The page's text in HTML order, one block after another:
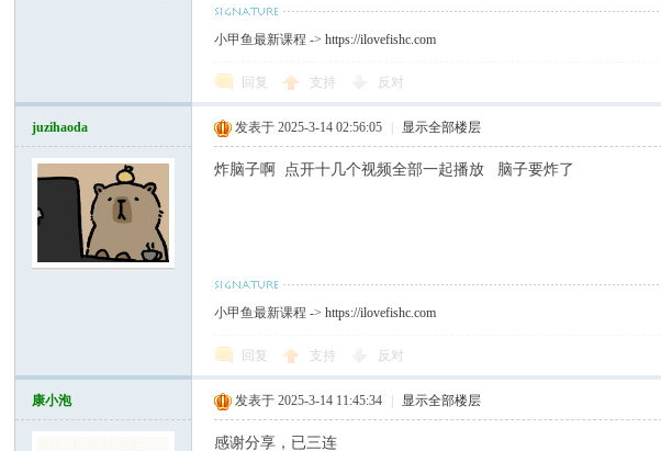
小甲鱼最新课程 ->https://ilovefishc.com
回复 支持 反对
juzihaoda 发表于 2025-3-14 02:56:05 显示全部楼层
炸脑子啊 点开十几个视频全部一起播放 脑子要炸了
小甲鱼最新课程 ->https://ilovefishc.com
回复 支持 反对
康小泡 发表于 2025-3-14 11:45:34 显示全部楼层
感谢分享，已三连